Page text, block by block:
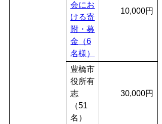
会にお
ける寄
附・募
金（6
名様）
10,000円
豊橋市
役所有
志
（51
名）
30,000円